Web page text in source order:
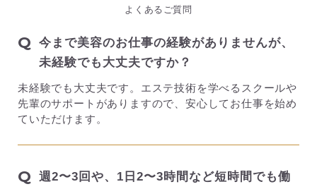
よくあるご質問
Q
今まで美容のお仕事の経験がありませんが、
未経験でも大丈夫ですか？
未経験でも大丈夫です。エステ技術を学べるスクールや
先輩のサポートがありますので、安心してお仕事を始め
ていただけます。
Q
週2〜3回や、1日2〜3時間など短時間でも働